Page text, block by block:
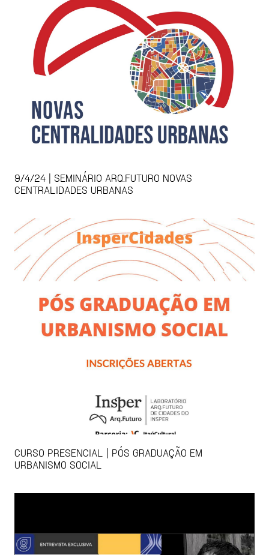
9/4/24 | SEMINÁRIO ARQ.FUTURO NOVAS
CENTRALIDADES URBANAS
CURSO PRESENCIAL | PÓS GRADUAÇÃO EM
URBANISMO SOCIAL